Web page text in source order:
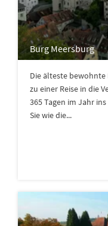
Burg Meersburg
Die älteste
zu einer Reise in die
365 Tagen im Jahr
Sie wie die...